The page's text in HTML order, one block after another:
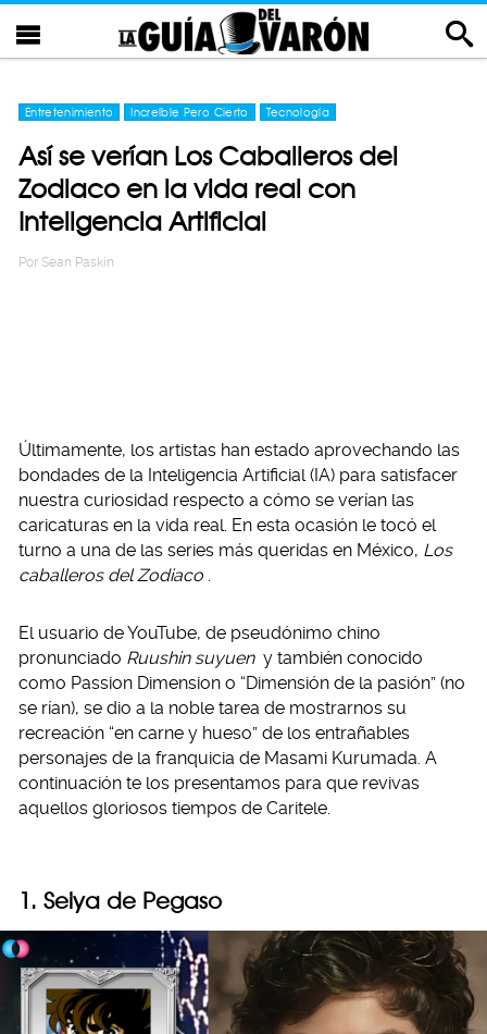
Entretenimiento Increíble Pero Cierto Tecnología
Así se verían Los Caballeros del
Zodiaco en la vida real con
Inteligencia Artificial
Por Sean Paskin
Últimamente, los artistas han estado aprovechando las
bondades de la Inteligencia Artificial (IA) para satisfacer
nuestra curiosidad respecto a cómo se verían las
caricaturas en la vida real. En esta ocasión le tocó el
turno a una de las series más queridas en México, Los
caballeros del Zodiaco .
El usuario de YouTube, de pseudónimo chino
pronunciado Ruushin suyuen y también conocido
como Passion Dimension o “Dimensión de la pasión” (no
se rían), se dio a la noble tarea de mostrarnos su
recreación “en carne y hueso” de los entrañables
personajes de la franquicia de Masami Kurumada. A
continuación te los presentamos para que revivas
aquellos gloriosos tiempos de Caritele.
1. Seiya de Pegaso